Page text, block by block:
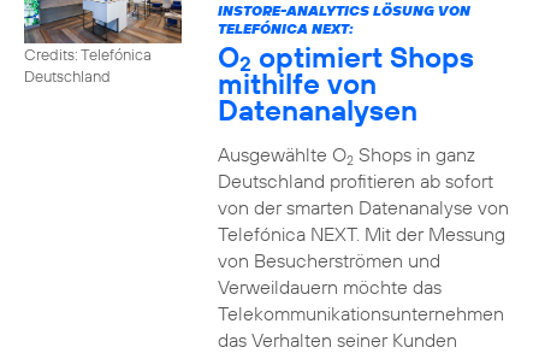
Credits: Telefónica
Deutschland
INSTORE-ANALYTICS LÖSUNG VON
TELEFÓNICA NEXT:
O2 optimiert Shops
mithilfe von
Datenanalysen
Ausgewählte O2Shops in ganz
Deutschland profitieren ab sofort
von der smarten Datenanalyse von
Telefónica NEXT. Mit der Messung
von Besucherströmen und
Verweildauern möchte das
Telekommunikationsunternehmen
das Verhalten seiner Kunden